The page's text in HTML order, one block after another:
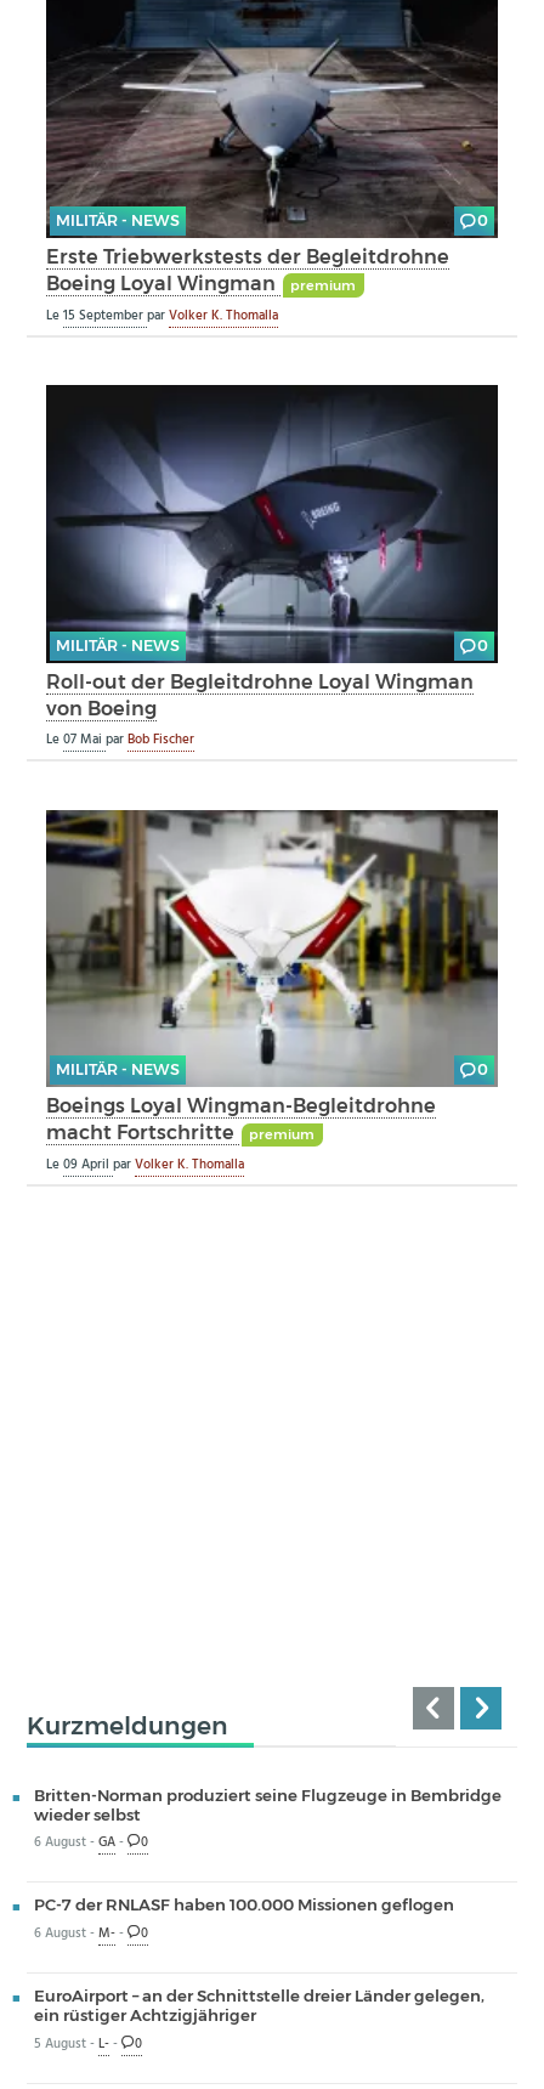
MILITÄR - NEWS 0
Erste Triebwerkstests der Begleitdrohne
Boeing Loyal Wingman
premium
Le15 SeptemberparVolker K. Thomalla
MILITÄR - NEWS 0
Roll-out der Begleitdrohne Loyal Wingman
von Boeing
Le07 MaiparBob Fischer
MILITÄR - NEWS 0
Boeings Loyal Wingman-Begleitdrohne
macht Fortschritte
premium
Le09 AprilparVolker K. Thomalla
Kurzmeldungen
Britten-Norman produziert seine Flugzeuge in Bembridge
wieder selbst
6 August -GA- 0
PC-7 der RNLASF haben 100.000 Missionen geflogen
6 August -M-- 0
EuroAirport – an der Schnittstelle dreier Länder gelegen,
ein rüstiger Achtzigjähriger
5 August -L-- 0